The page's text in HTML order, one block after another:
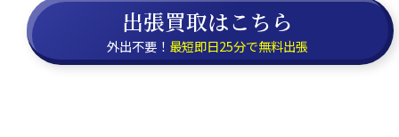
出張買取はこちら
外出不要！ 最短即日25分で無料出張